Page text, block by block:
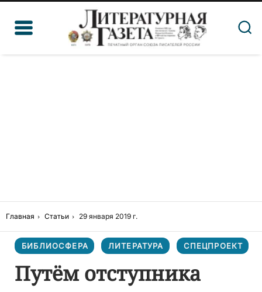
Главная Статьи 29 января 2019 г.
БИБЛИОСФЕРА ЛИТЕРАТУРА СПЕЦПРОЕКТ
Путём отступника